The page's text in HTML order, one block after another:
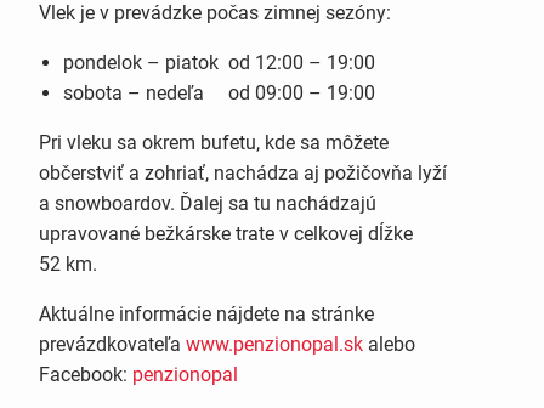
Vlek je v prevádzke počas zimnej sezóny:
pondelok – piatok od 12:00 – 19:00
sobota – nedeľa od 09:00 – 19:00
Pri vleku sa okrem bufetu, kde sa môžete
občerstviť a zohriať, nachádza aj požičovňa lyží
a snowboardov. Ďalej sa tu nachádzajú
upravované bežkárske trate v celkovej dĺžke
52 km.
Aktuálne informácie nájdete na stránke
prevázdkovateľa www.penzionopal.sk alebo
Facebook: penzionopal